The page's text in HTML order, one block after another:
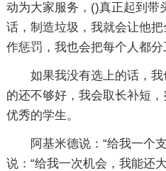
动为大家服务，()真正起到带
话，制造垃圾，我就会让他
作惩罚，我也会把每个人都分
如果我没有选上的话，
的还不够好，我会取长补短
优秀的学生。
阿基米德说：“给我一个
说：“给我一次机会，我能还